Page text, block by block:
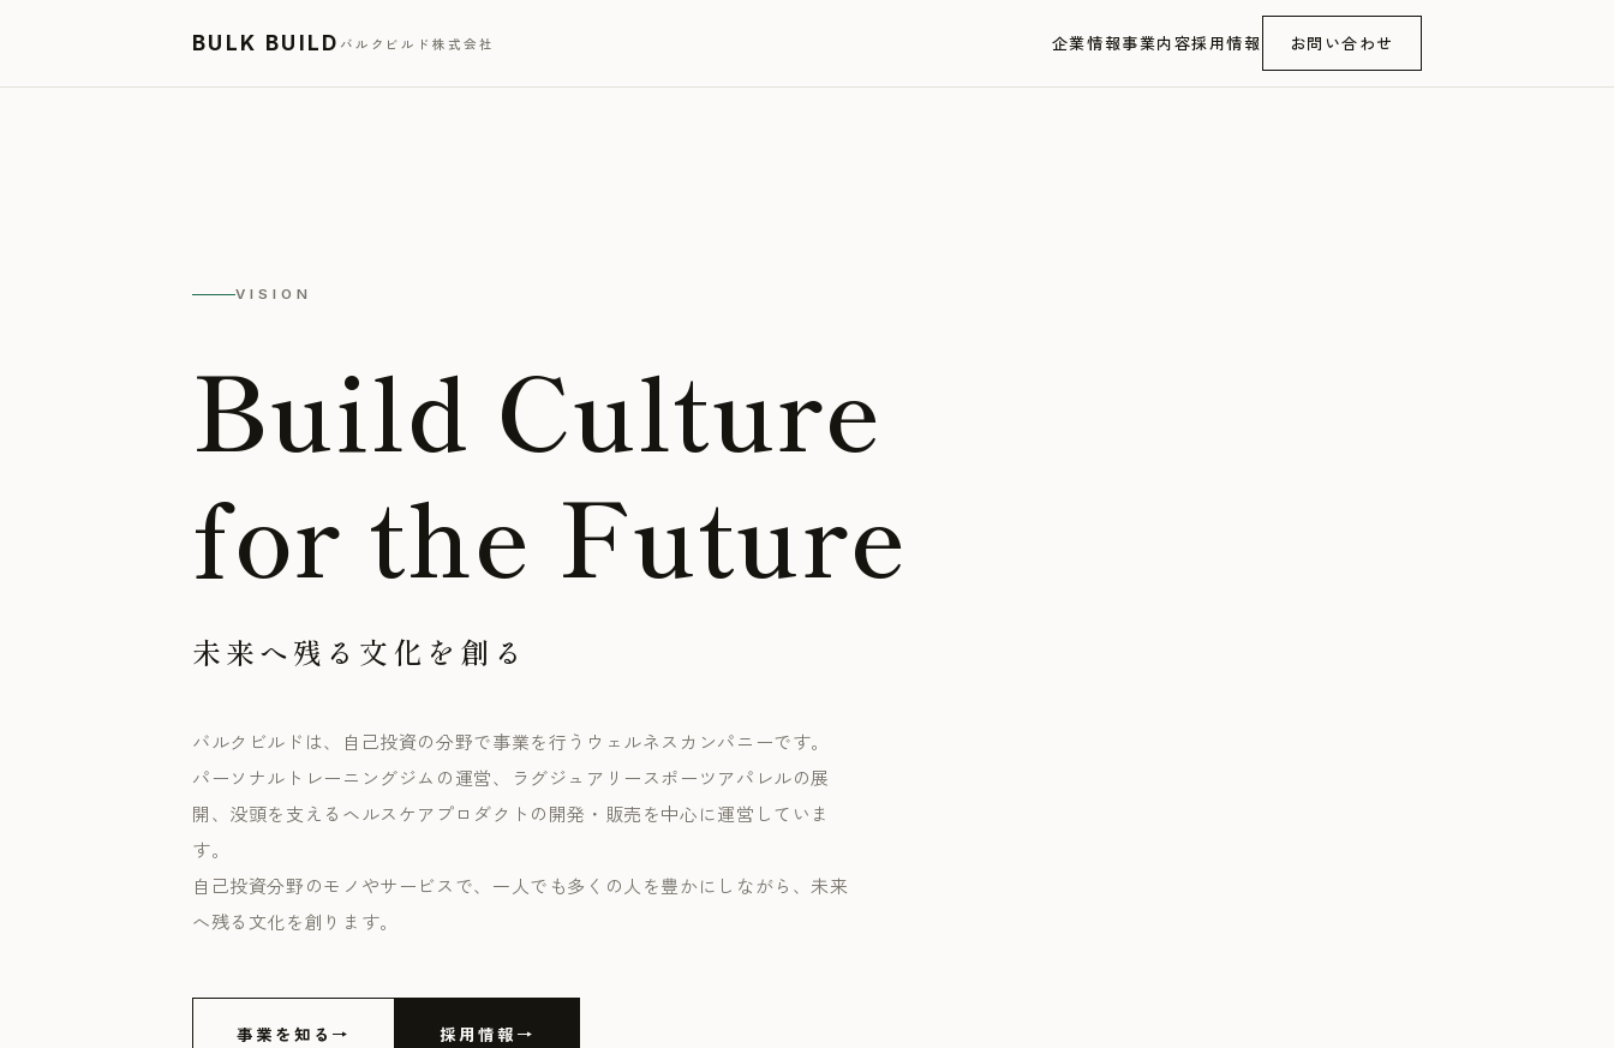
BULK BUILD バルクビルド株式会社 企業情報事業内容採用情報 お問い合わせ
VISION
Build Culture
for the Future
未来へ残る文化を創る
バルクビルドは、自己投資の分野で事業を行うウェルネスカンパニーです。
パーソナルトレーニングジムの運営、ラグジュアリースポーツアパレルの展
開、没頭を支えるヘルスケアプロダクトの開発・販売を中心に運営していま
す。
自己投資分野のモノやサービスで、一人でも多くの人を豊かにしながら、未来
へ残る文化を創ります。
事業を知る 採用情報